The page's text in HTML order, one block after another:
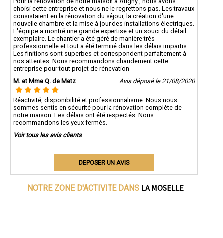
choisi cette entreprise et nous ne le regrettons pas. Les travaux
consistaient en la rénovation du séjour, la création d'une
nouvelle chambre et la mise à jour des installations électriques.
L'équipe a montré une grande expertise et un souci du détail
exemplaire. Le chantier a été géré de manière très
professionnelle et tout a été terminé dans les délais impartis.
Les finitions sont superbes et correspondent parfaitement à
nos attentes. Nous recommandons chaudement cette
entreprise pour tout projet de rénovation
M. et Mme Q. de Metz
Avis déposé le 21/08/2020
Réactivité, disponibilité et professionnalisme. Nous nous
sommes sentis en sécurité pour la rénovation complète de
notre maison. Les délais ont été respectés. Nous
recommandons les yeux fermés.
Voir tous les avis clients
DEPOSER UN AVIS
NOTRE ZONE D'ACTIVITE DANS LA MOSELLE